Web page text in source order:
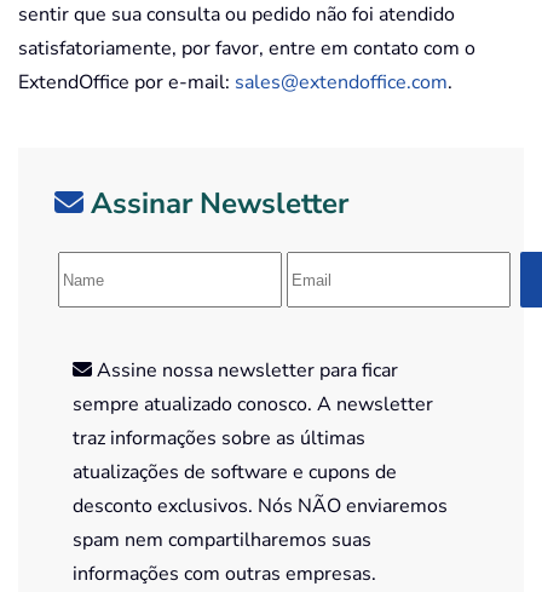
sentir que sua consulta ou pedido não foi atendido
satisfatoriamente, por favor, entre em contato com o
ExtendOffice por e-mail: sales@extendoffice.com.
Assinar Newsletter
Assine nossa newsletter para ficar
sempre atualizado conosco. A newsletter
traz informações sobre as últimas
atualizações de software e cupons de
desconto exclusivos. Nós NÃO enviaremos
spam nem compartilharemos suas
informações com outras empresas.